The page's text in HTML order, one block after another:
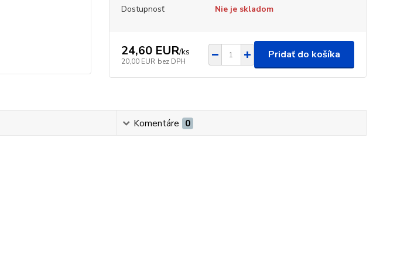
Dostupnosť Nie je skladom
24,60 EUR/ks
20,00 EUR bez DPH
Pridať do košíka
Komentáre 0